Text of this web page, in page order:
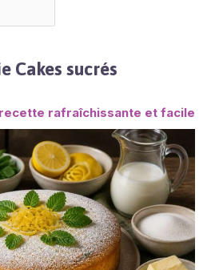
Cakes sucrés
rafraîchissante et facile